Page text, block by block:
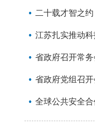
二十载才智之
江苏扎实推动
省政府召开常
省政府党组召
全球公共安全